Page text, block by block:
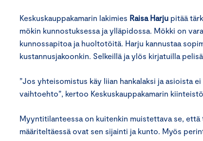
Keskuskauppakamarin lakimies Raisa Harju pitää
mökin kunnostuksessa ja ylläpidossa. Mökki on
kunnossapitoa ja huoltotöitä. Harju kannustaa
kustannusjakoonkin. Selkeillä ja ylös kirjatuilla
”Jos yhteisomistus käy liian hankalaksi ja asioista
vaihtoehto”, kertoo Keskuskauppakamarin
Myyntitilanteessa on kuitenkin muistettava se,
määriteltäessä ovat sen sijainti ja kunto. Myös